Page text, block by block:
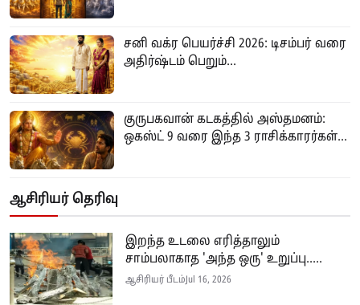
சனி வக்ர பெயர்ச்சி 2026: டிசம்பர் வரை
அதிர்ஷ்டம் பெறும்...
குருபகவான் கடகத்தில் அஸ்தமனம்:
ஒகஸ்ட் 9 வரை இந்த 3 ராசிக்காரர்கள்...
ஆசிரியர் தெரிவு
இறந்த உடலை எரித்தாலும்
சாம்பலாகாத 'அந்த ஒரு' உறுப்பு.....
ஆசிரியர் பீடம்Jul 16, 2026